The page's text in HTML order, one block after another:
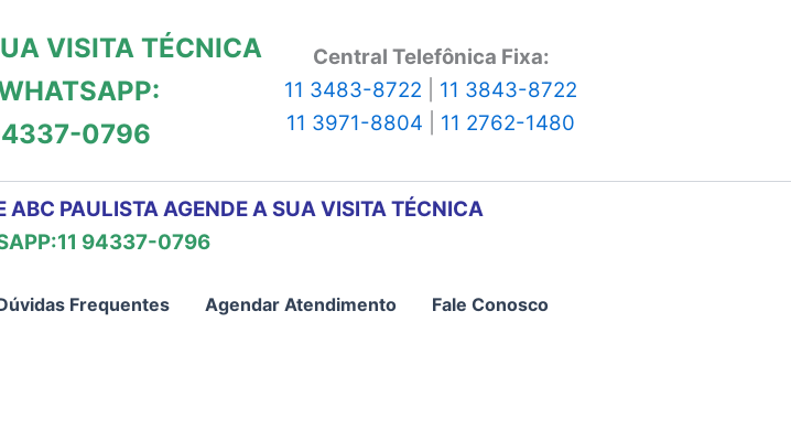
VISITA TÉCNICA
0796
Central Telefônica Fixa:
11 3483-8722
11 3843-8722
11 3971-8804
11 2762-1480
ABC PAULISTA AGENDE A SUA VISITA TÉCNICA
94337-0796
Frequentes Agendar Atendimento Fale Conosco